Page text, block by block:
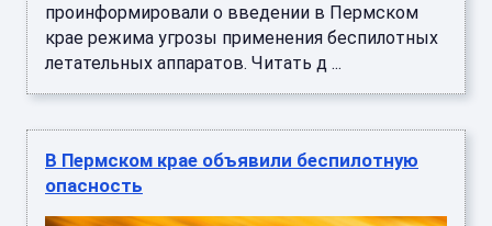
проинформировали о введении в Пермском
крае режима угрозы применения беспилотных
летательных аппаратов. Читать д ...
В Пермском крае объявили беспилотную
опасность